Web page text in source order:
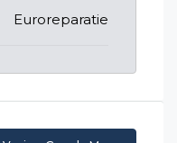
Euroreparatie